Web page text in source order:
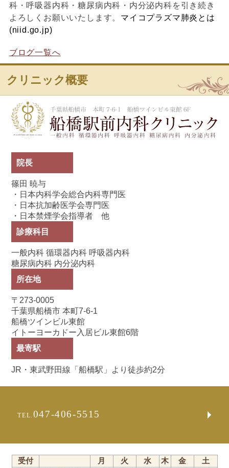
科・呼吸器内科・糖尿病内科・内分泌内科を引き続き
よろしくお願いいたします。 マイコプラズマ肺炎とは
(niid.go.jp)
ブログ一覧へ
クリニック概要
院長
篠田 暁与
・日本内科学会総合内科専門医
・日本抗加齢医学会専門医
・日本禁煙学会指導者 他
診療科目
一般内科 循環器内科 呼吸器内科
糖尿病内科 内分泌内科
所在地
〒273-0005
千葉県船橋市 本町7-6-1
船橋ツインビル東館
イトーヨーカドー入居ビル東館6階
最寄駅
JR・東武野田線「船橋駅」より徒歩約2分
TEL. 047-406-5515
受付 月 火 水 木 金
土